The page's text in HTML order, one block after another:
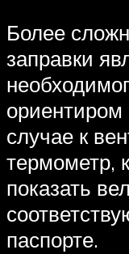
Более
заправки
ориентиром
случае к
термометр,
показать
паспорте.